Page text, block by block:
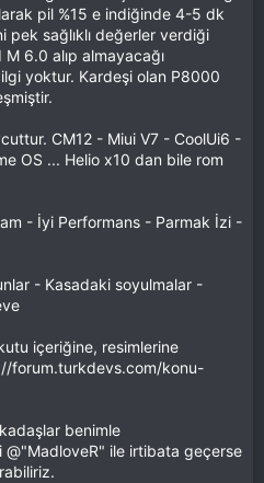
pil %15 e indiğinde 4-5 dk
pek sağlıklı değerler verdiği
6.0 alıp almayacağı
yoktur. Kardeşi olan P8000
CM12 - Miui V7 - CoolUi6 -
OS ... Helio x10 dan bile rom
- İyi Performans - Parmak İzi -
- Kasadaki soyulmalar -
içeriğine, resimlerine
forum.turkdevs.com/konu-
benimle
@"MadloveR" ile irtibata geçerse